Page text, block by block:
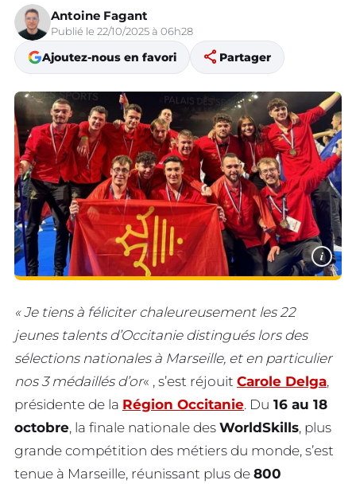
Antoine Fagant
Publié le 22/10/2025 à 06h28
Ajoutez-nous en favori share Partager
i
« Je tiens à féliciter chaleureusement les 22
jeunes talents d’Occitanie distingués lors des
sélections nationales à Marseille, et en particulier
nos 3 médaillés d’or« , s’est réjouit Carole Delga,
présidente de la Région Occitanie. Du 16 au 18
octobre, la finale nationale des WorldSkills, plus
grande compétition des métiers du monde, s’est
tenue à Marseille, réunissant plus de 800